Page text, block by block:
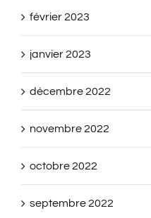
février 2023
janvier 2023
décembre 2022
novembre 2022
octobre 2022
septembre 2022